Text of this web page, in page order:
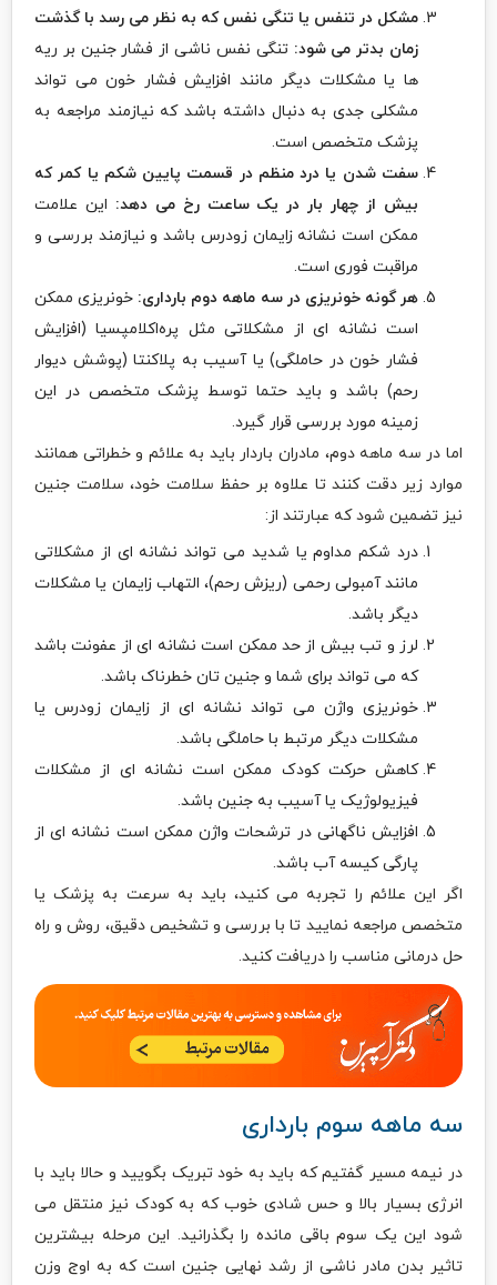
مشکل در تنفس یا تنگی نفس که به نظر می رسد با گذشت
زمان بدتر می شود: تنگی نفس ناشی از فشار جنین بر ریه
ها یا مشکلات دیگر مانند افزایش فشار خون می تواند
مشکلی جدی به دنبال داشته باشد که نیازمند مراجعه به
پزشک متخصص است.
سفت شدن یا درد منظم در قسمت پایین شکم یا کمر که
بیش از چهار بار در یک ساعت رخ می دهد: این علامت
ممکن است نشانه زایمان زودرس باشد و نیازمند بررسی و
مراقبت فوری است.
هر گونه خونریزی در سه ماهه دوم بارداری: خونریزی ممکن
است نشانه ای از مشکلاتی مثل پره‌اکلامپسیا (افزایش
فشار خون در حاملگی) یا آسیب به پلاکنتا (پوشش دیوار
رحم) باشد و باید حتما توسط پزشک متخصص در این
زمینه مورد بررسی قرار گیرد.
اما در سه ماهه دوم، مادران باردار باید به علائم و خطراتی همانند
موارد زیر دقت کنند تا علاوه بر حفظ سلامت خود، سلامت جنین
نیز تضمین شود که عبارتند از:
درد شکم مداوم یا شدید می تواند نشانه ای از مشکلاتی
مانند آمبولی رحمی (ریزش رحم)، التهاب زایمان یا مشکلات
دیگر باشد.
لرز و تب بیش از حد ممکن است نشانه ای از عفونت باشد
که می تواند برای شما و جنین تان خطرناک باشد.
خونریزی واژن می تواند نشانه ای از زایمان زودرس یا
مشکلات دیگر مرتبط با حاملگی باشد.
کاهش حرکت کودک ممکن است نشانه ای از مشکلات
فیزیولوژیک یا آسیب به جنین باشد.
افزایش ناگهانی در ترشحات واژن ممکن است نشانه ای از
پارگی کیسه آب باشد.
اگر این علائم را تجربه می کنید، باید به سرعت به پزشک یا
متخصص مراجعه نمایید تا با بررسی و تشخیص دقیق، روش و راه
حل درمانی مناسب را دریافت کنید.
سه ماهه سوم بارداری
در نیمه مسیر گفتیم که باید به خود تبریک بگویید و حالا باید با
انرژی بسیار بالا و حس شادی خوب که به کودک نیز منتقل می
شود این یک سوم باقی مانده را بگذرانید. این مرحله بیشترین
تاثیر بدن مادر ناشی از رشد نهایی جنین است که به اوج وزن